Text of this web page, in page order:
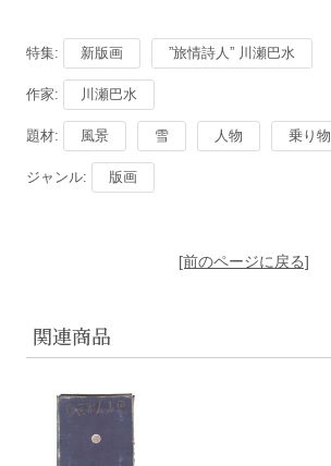
特集: 新版画 ”旅情詩人” 川瀬巴水
作家: 川瀬巴水
題材: 風景 雪 人物 乗り物
ジャンル: 版画
[前のページに戻る]
関連商品